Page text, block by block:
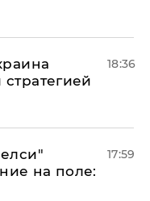
18:36
на поле:
17:59